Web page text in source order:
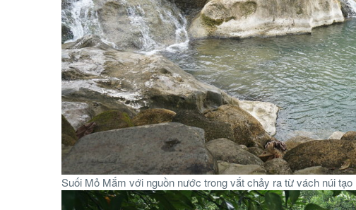
Suối Mỏ Mắm với nguồn nước trong vắt chảy ra từ vách núi